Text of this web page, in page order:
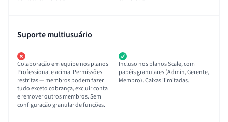
Suporte multiusuário
Colaboração em equipe nos planos
Professional e acima. Permissões
restritas — membros podem fazer
tudo exceto cobrança, excluir conta
e remover outros membros. Sem
configuração granular de funções.
Incluso nos planos Scale, com
papéis granulares (Admin, Gerente,
Membro). Caixas ilimitadas.